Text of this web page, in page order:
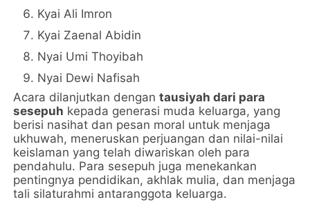
Kyai Ali Imron
Kyai Zaenal Abidin
Nyai Umi Thoyibah
Nyai Dewi Nafisah
Acara dilanjutkan dengantausiyah dari para
sesepuh kepada generasi muda keluarga, yang
berisi nasihat dan pesan moral untuk menjaga
ukhuwah, meneruskan perjuangan dan nilai-nilai
keislaman yang telah diwariskan oleh para
pendahulu. Para sesepuh juga menekankan
pentingnya pendidikan, akhlak mulia, dan menjaga
tali silaturahmi antaranggota keluarga.